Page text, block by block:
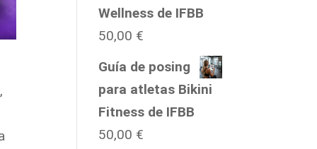
Wellness de IFBB
50,00 €
Guía de posing
para atletas Bikini
Fitness de IFBB
50,00 €